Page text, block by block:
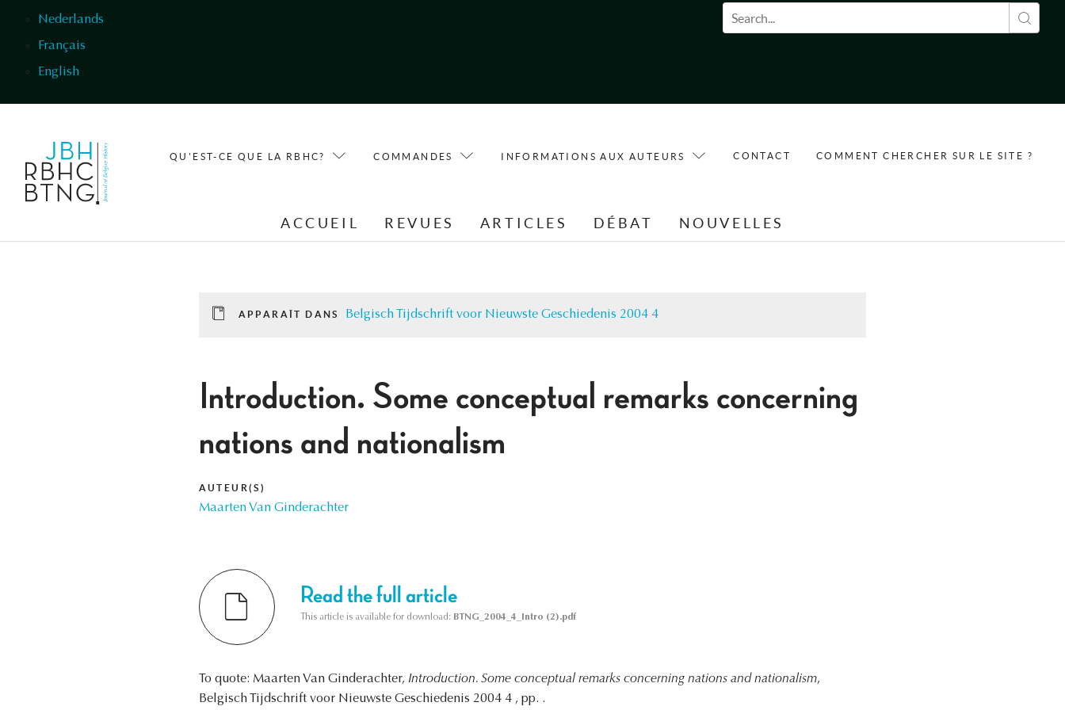
Nederlands
Français
English
Formulaire de recherche
QU'EST-CE QUE LA RBHC? COMMANDES INFORMATIONS AUX AUTEURS CONTACT COMMENT CHERCHER SUR LE SITE ?
ACCUEIL REVUES ARTICLES DÉBAT NOUVELLES
APPARAÎT DANS Belgisch Tijdschrift voor Nieuwste Geschiedenis 2004 4
Introduction. Some conceptual remarks concerning
nations and nationalism
AUTEUR(S)
Maarten Van Ginderachter
Read the full article
This article is available for download: BTNG_2004_4_Intro (2).pdf
To quote: Maarten Van Ginderachter, Introduction. Some conceptual remarks concerning nations and nationalism,
Belgisch Tijdschrift voor Nieuwste Geschiedenis 2004 4 , pp. .